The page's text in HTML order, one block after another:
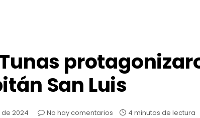
San Luis
2024 No hay comentarios 4 minutos de lectura